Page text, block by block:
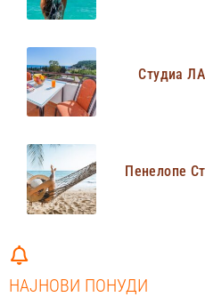
Студиа
Пенелопе
НАЈНОВИ ПОНУДИ